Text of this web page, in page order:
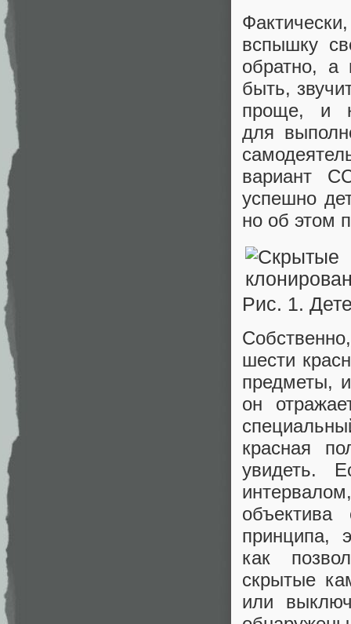
вспышку
обратно, а
быть,
проще, и
для
вариант
успешно
но об этом
Рис. 1.
шести
предметы,
он
красная
увидеть.
принципа,
как
скрытые
или